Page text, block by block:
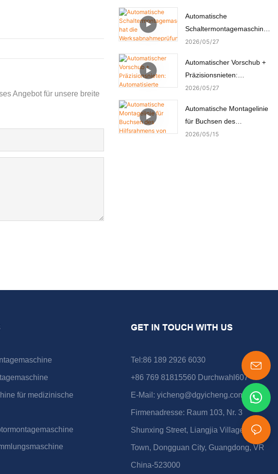
Angebot für unsere breite
Automatische
Schaltermontagemaschine
hat die
(FAT) durch den türkischen
Kunden erfolgreich
bestanden.
2026 05 27
Automatischer Vorschub +
Präzisionsnieten:
Automatisierte
Kupferbolzen
2026 05 27
Automatische Montagelinie
für Buchsen des
Hilfsrahmens von
2026 05 15
für medizinische
GET IN TOUCH WITH US
Tel:86 189 2926 6030
+86 769 81815560 Durchwahl607
E-Mail: yicheng@dgyicheng.com
Firmenadresse: Raum 103, Nr. 3
Shunxing Street, Liangjia Village, Shijie
Town, Dongguan City, Guangdong, VR
China-523000